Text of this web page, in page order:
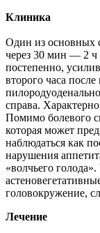
Клиника
Один из основных
через 30 мин — 2 ч
постепенно,
второго часа
справа.
Помимо болевого
которая может
наблюдаться как
нарушения
«волчьего
головокружение,
Лечение